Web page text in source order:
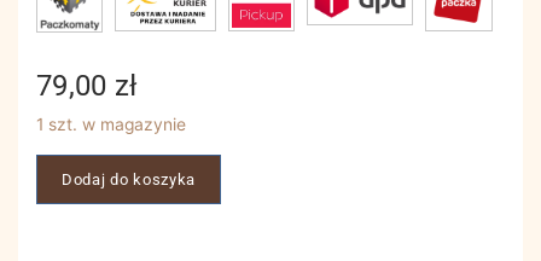
79,00 zł
1 szt. w magazynie
Dodaj do koszyka